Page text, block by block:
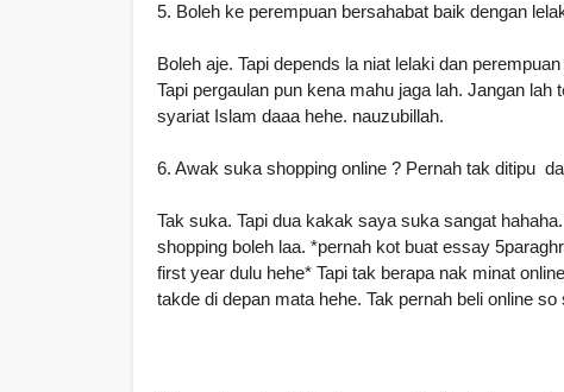
5. Boleh ke perempuan bersahabat baik dengan
Boleh aje. Tapi depends la niat lelaki dan
Tapi pergaulan pun kena mahu jaga lah. Jangan
syariat Islam daaa hehe. nauzubillah.
6. Awak suka shopping online ? Pernah tak ditipu
Tak suka. Tapi dua kakak saya suka sangat
shopping boleh laa. *pernah kot buat essay
first year dulu hehe* Tapi tak berapa nak minat
takde di depan mata hehe. Tak pernah beli online